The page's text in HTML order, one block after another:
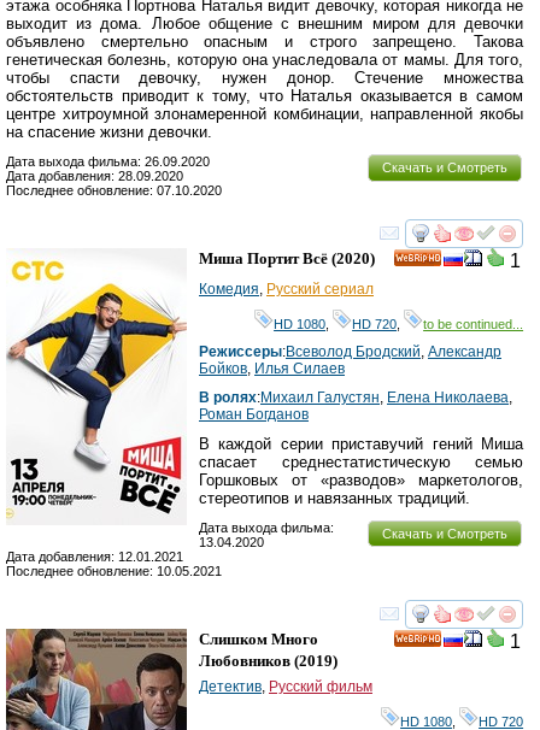
этажа особняка Портнова Наталья видит девочку, которая никогда не
выходит из дома. Любое общение с внешним миром для девочки
объявлено смертельно опасным и строго запрещено. Такова
генетическая болезнь, которую она унаследовала от мамы. Для того,
чтобы спасти девочку, нужен донор. Стечение множества
обстоятельств приводит к тому, что Наталья оказывается в самом
центре хитроумной злонамеренной комбинации, направленной якобы
на спасение жизни девочки.
Скачать и Смотреть
Дата выхода фильма: 26.09.2020
Дата добавления: 28.09.2020
Последнее обновление: 07.10.2020
смотреть
1
Миша Портит Всё (2020)
Комедия, Русский сериал
HD 1080 HD 720 to be continued...
Режиссеры:Всеволод Бродский, Александр
Бойков, Илья Силаев
В ролях:Михаил Галустян, Елена Николаева,
Роман Богданов
В каждой серии приставучий гений Миша
спасает среднестатистическую семью
Горшковых от «разводов» маркетологов,
стереотипов и навязанных традиций.
Скачать и Смотреть
Дата выхода фильма:
13.04.2020
Дата добавления: 12.01.2021
Последнее обновление: 10.05.2021
смотреть
1
Слишком Много
Любовников (2019)
Детектив Русский фильм
HD 1080 HD 720